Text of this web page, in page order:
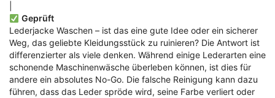
Geprüft
Lederjacke Waschen – ist das eine gute Idee oder ein sicherer
Weg, das geliebte Kleidungsstück zu ruinieren? Die Antwort ist
differenzierter als viele denken. Während einige Lederarten eine
schonende Maschinenwäsche überleben können, ist dies für
andere ein absolutes No-Go. Die falsche Reinigung kann dazu
führen, dass das Leder spröde wird, seine Farbe verliert oder